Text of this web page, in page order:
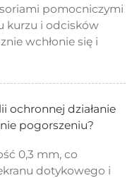
pomocniczymi
kurzu i odcisków
wchłonie się i
ochronnej działanie
pogorszeniu?
0,3 mm, co
dotykowego i